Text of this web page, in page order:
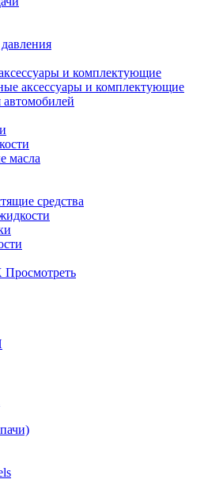
и комплектующие
аксессуары и комплектующие
масла
средства
Просмотреть